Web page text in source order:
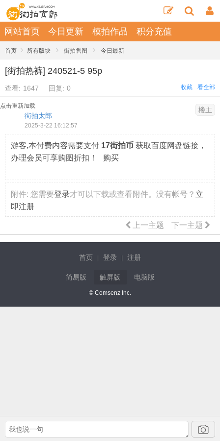
网站首页 今日更新 模拍作品 积分充值
首页 › 所有版块 › 街拍售图 › 今日最新
[街拍热裤] 240521-5 95p
查看: 1647 回复: 0 看全部
收藏
点击重新加载
街拍太郎
2025-3-22 16:12:57
楼主
游客,本付费内容需要支付 17街拍币 获取百度网盘链接，
办理会员可享购图折扣！ 购买
附件: 您需要登录才可以下载或查看附件。没有帐号？ 立
即注册
下一主题
上一主题
首页 登录 注册
简易版 触屏版 电脑版
© Comsenz Inc.